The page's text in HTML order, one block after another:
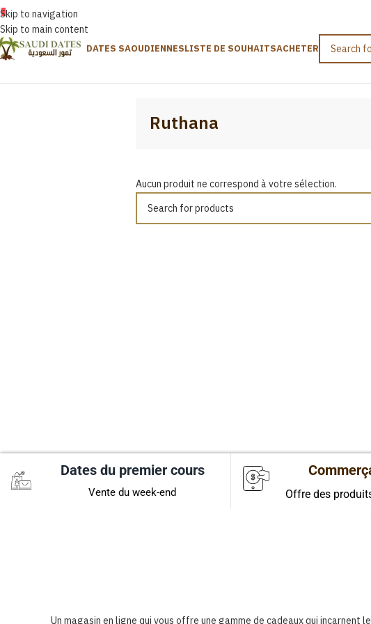
Skip to navigation
Skip to main content
FRANÇAIS
DATES SAOUDIENNESLISTE DE SOUHAITSACHETER
Accueil
Ruthana
Aucun produit ne correspond à votre sélection.
Dates du premier cours
Vente du week-end Offre des
Un magasin en ligne qui vous offre une gamme de cadeaux qui